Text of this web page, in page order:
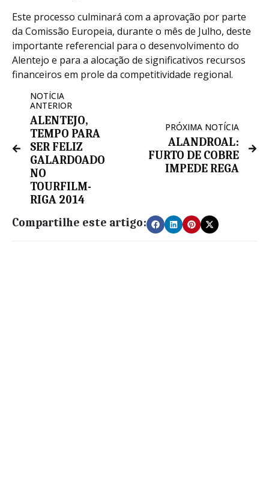
Este processo culminará com a aprovação por parte
da Comissão Europeia, durante o mês de Julho, deste
importante referencial para o desenvolvimento do
Alentejo e para a alocação de significativos recursos
financeiros em prole da competitividade regional.
NOTÍCIA
ANTERIOR
ALENTEJO,
TEMPO PARA
SER FELIZ
GALARDOADO
NO
TOURFILM-
RIGA 2014
PRÓXIMA NOTÍCIA
ALANDROAL:
FURTO DE COBRE
IMPEDE REGA
Compartilhe este artigo: